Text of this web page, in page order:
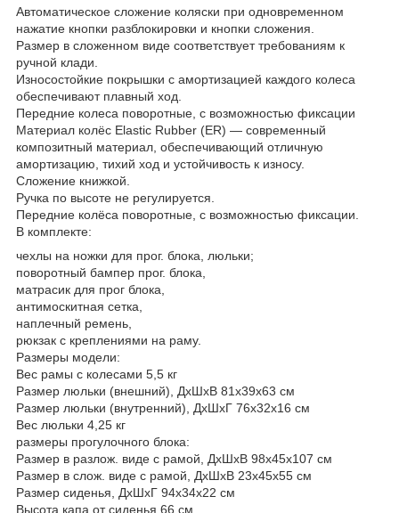
Автоматическое сложение коляски при одновременном
нажатие кнопки разблокировки и кнопки сложения.
Размер в сложенном виде соответствует требованиям к
ручной клади.
Износостойкие покрышки с амортизацией каждого колеса
обеспечивают плавный ход.
Передние колеса поворотные, с возможностью фиксации
Материал колёс Elastic Rubber (ER) — современный
композитный материал, обеспечивающий отличную
амортизацию, тихий ход и устойчивость к износу.
Сложение книжкой.
Ручка по высоте не регулируется.
Передние колёса поворотные, с возможностью фиксации.
В комплекте:
чехлы на ножки для прог. блока, люльки;
поворотный бампер прог. блока,
матрасик для прог блока,
антимоскитная сетка,
наплечный ремень,
рюкзак с креплениями на раму.
Размеры модели:
Вес рамы с колесами 5,5 кг
Размер люльки (внешний), ДхШхВ 81х39х63 см
Размер люльки (внутренний), ДхШхГ 76х32х16 см
Вес люльки 4,25 кг
размеры прогулочного блока:
Размер в разлож. виде с рамой, ДхШхВ 98х45х107 см
Размер в слож. виде с рамой, ДхШхВ 23х45х55 см
Размер сиденья, ДхШхГ 94х34х22 см
Высота капа от сиденья 66 см